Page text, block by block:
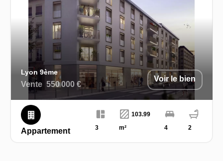
Lyon 9ème
Vente 550 000 €
Voir le bien
Appartement 3
103.99
m²
4 2